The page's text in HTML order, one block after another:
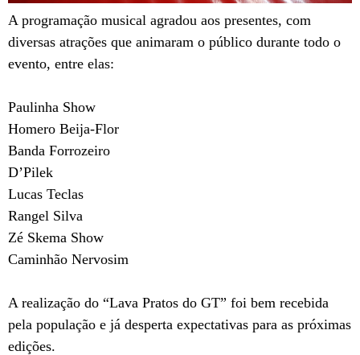
A programação musical agradou aos presentes, com
diversas atrações que animaram o público durante todo o
evento, entre elas:
Paulinha Show
Homero Beija-Flor
Banda Forrozeiro
D’Pilek
Lucas Teclas
Rangel Silva
Zé Skema Show
Caminhão Nervosim
A realização do “Lava Pratos do GT” foi bem recebida
pela população e já desperta expectativas para as próximas
edições.